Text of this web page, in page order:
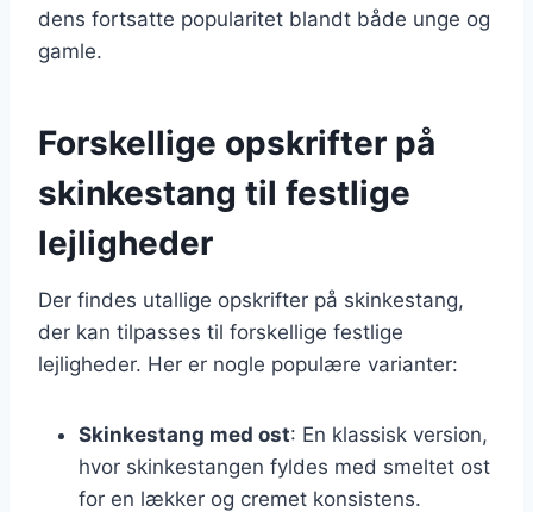
dens fortsatte popularitet blandt både unge og
gamle.
Forskellige opskrifter på
skinkestang til festlige
lejligheder
Der findes utallige opskrifter på skinkestang,
der kan tilpasses til forskellige festlige
lejligheder. Her er nogle populære varianter:
Skinkestang med ost: En klassisk version,
hvor skinkestangen fyldes med smeltet ost
for en lækker og cremet konsistens.